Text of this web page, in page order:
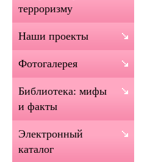
терроризму
Наши проекты
Фотогалерея
Библиотека: мифы
и факты
Электронный
каталог